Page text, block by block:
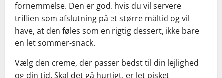
fornemmelse. Den er god, hvis du vil servere
triflien som afslutning på et større måltid og vil
have, at den føles som en rigtig dessert, ikke bare
en let sommer-snack.
Vælg den creme, der passer bedst til din lejlighed
og din tid. Skal det gå hurtigt, er let pisket